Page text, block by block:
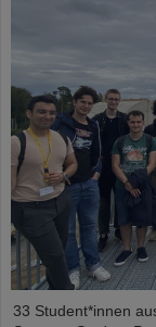
33 Student*innen